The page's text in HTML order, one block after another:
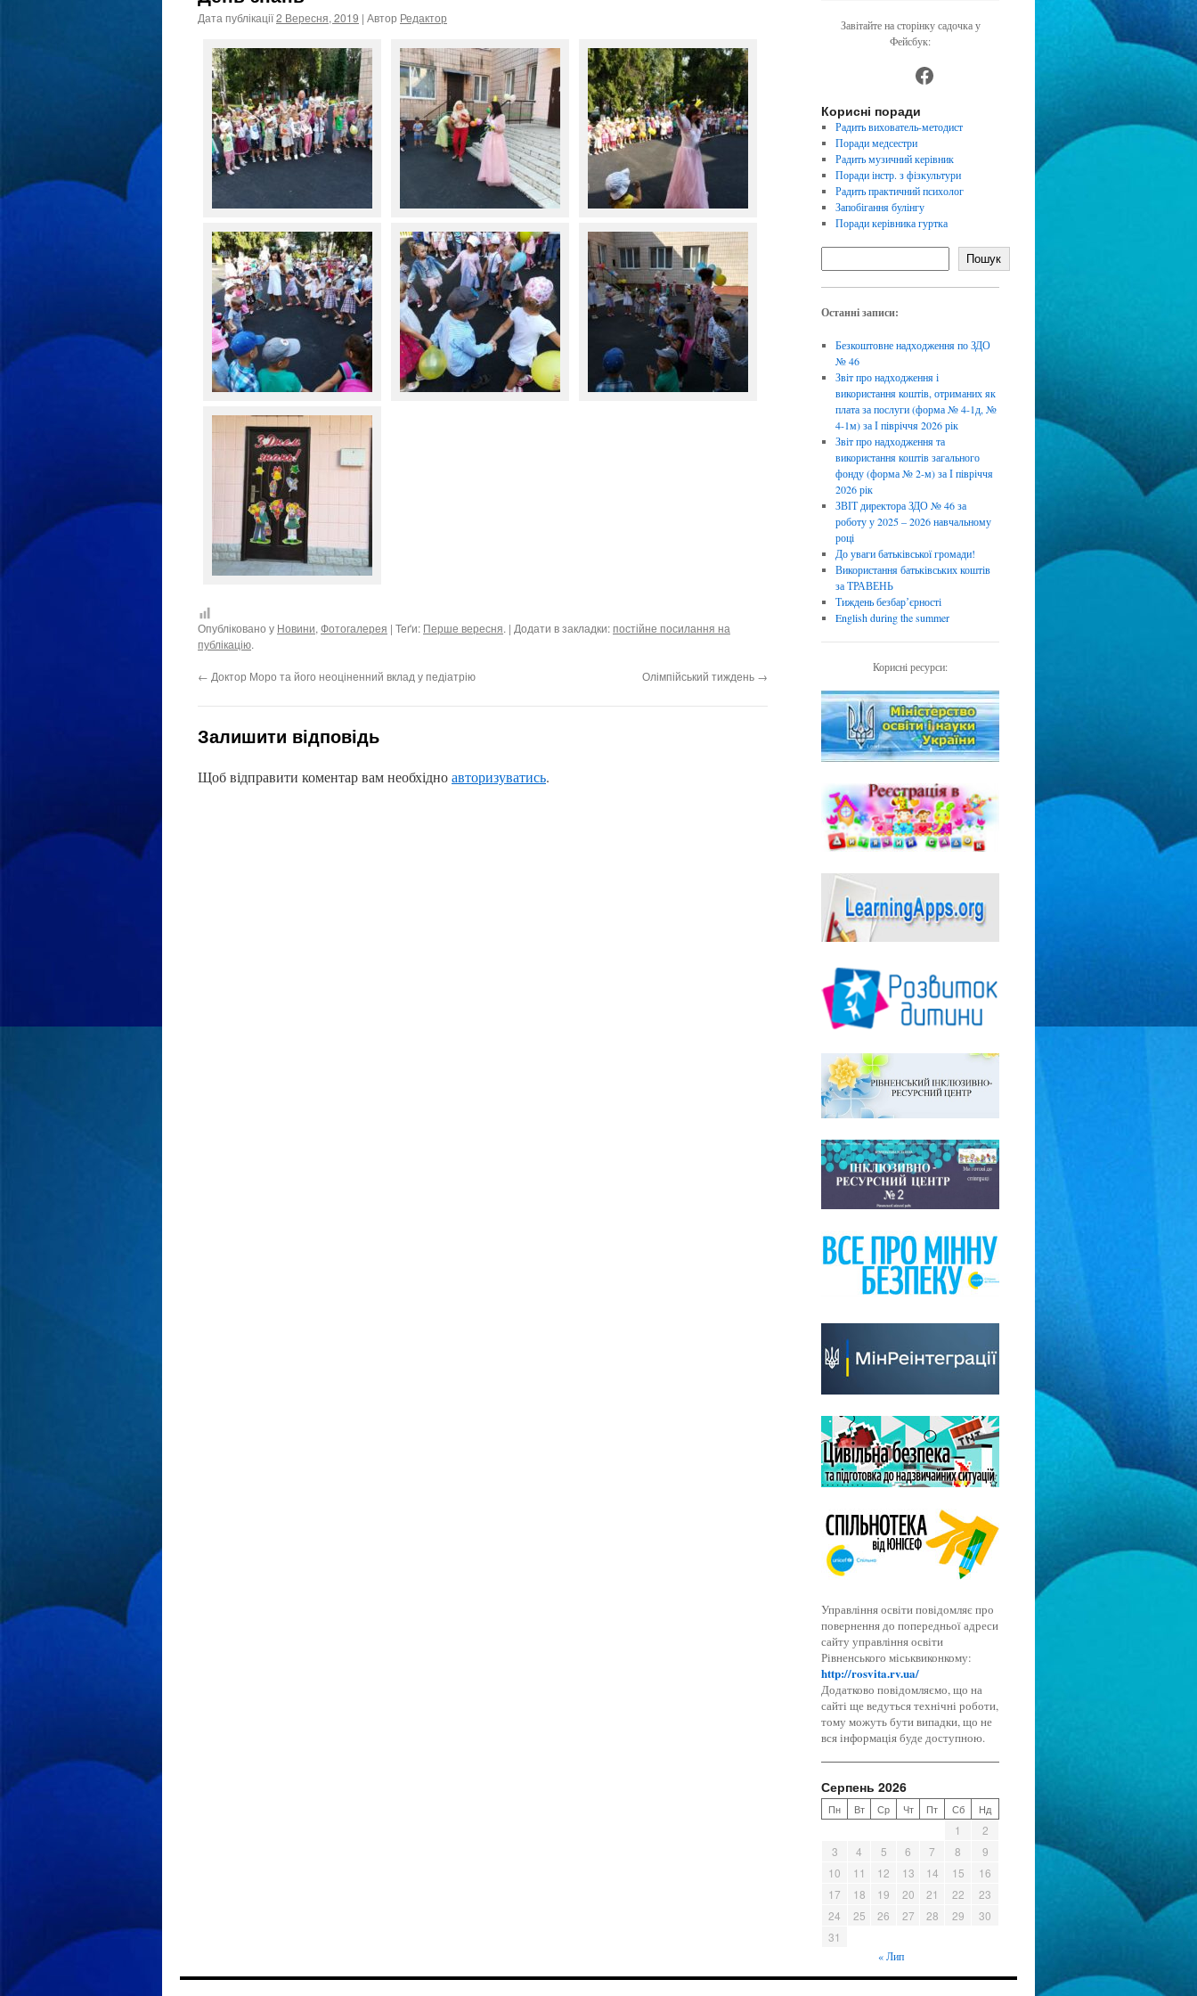
Дата публікації2 Вересня, 2019 | Автор Редактор
Опубліковано у Новини, Фотогалерея | Теґи: Перше вересня. | Додати в закладки:постійне посилання на
публікацію.
← Доктор Моро та його неоціненний вклад у педіатрію Олімпійський тиждень →
Залишити відповідь
Щоб відправити коментар вам необхідноавторизуватись.
Завітайте на сторінку садочка у
Фейсбук:
https://www.facebook.com/
Корисні поради
Радить вихователь-методист
Поради медсестри
Радить музичний керівник
Поради інстр. з фізкультури
Радить практичний психолог
Запобігання булінгу
Поради керівника гуртка
Пошук
Останні записи:
Безкоштовне надходження по ЗДО
№ 46
Звіт про надходження і
використання коштів, отриманих як
плата за послуги (форма № 4-1д, №
4-1м) за І півріччя 2026 рік
Звіт про надходження та
використання коштів загального
фонду (форма № 2-м) за І півріччя
2026 рік
ЗВІТ директора ЗДО № 46 за
роботу у 2025 – 2026 навчальному
році
До уваги батьківської громади!
Використання батьківських коштів
за ТРАВЕНЬ
Тиждень безбарʼєрності
English during the summer
Корисні ресурси:
Управління освіти повідомляє про
повернення до попередньої адреси
сайту управління освіти
Рівненського міськвиконкому:
http://rosvita.rv.ua/
Додатково повідомляємо, що на
сайті ще ведуться технічні роботи,
тому можуть бути випадки, що не
вся інформація буде доступною.
Серпень 2026
Пн Вт Ср Чт Пт Сб Нд
1
2
3
4 5 6 7 8
9
10
11 12 13 14 15
16
17
18 19 20 21 22
23
24
25 26 27 28 29
30
31
« Лип